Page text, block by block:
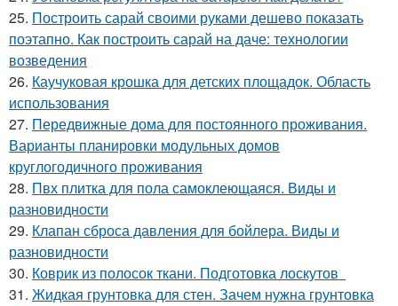
25. Построить сарай своими руками дешево показать
поэтапно. Как построить сарай на даче: технологии
возведения
26. Каучуковая крошка для детских площадок. Область
использования
27. Передвижные дома для постоянного проживания.
Варианты планировки модульных домов
круглогодичного проживания
28. Пвх плитка для пола самоклеющаяся. Виды и
разновидности
29. Клапан сброса давления для бойлера. Виды и
разновидности
30. Коврик из полосок ткани. Подготовка лоскутов
31. Жидкая грунтовка для стен. Зачем нужна грунтовка